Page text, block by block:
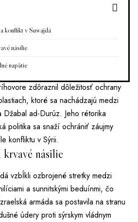
konflikt v Suwajdá
násilie
napätie
zdôraznil dôležitosť ochrany
ktoré sa nachádzajú medzi
Džabal ad-Durúz. Jeho rétorika
politika sa snaží ochrániť záujmy
konfliktu v Sýrii.
krvavé násilie
vzbĺkli ozbrojené stretky medzi
a sunnitskými beduínmi, čo
armáda sa postavila na stranu
údery proti sýrskym vládnym